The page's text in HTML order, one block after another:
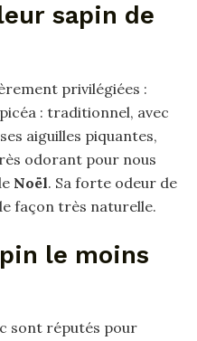
sapin de
privilégiées :
: traditionnel, avec
aiguilles piquantes,
odorant pour nous
Noël. Sa forte odeur de
façon très naturelle.
le moins
sont réputés pour